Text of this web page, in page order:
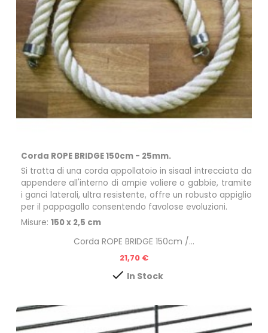
Corda ROPE BRIDGE 150cm - 25mm.
Si tratta di una corda appollatoio in sisaal intrecciata da
appendere all'interno di ampie voliere o gabbie, tramite
i ganci laterali, ultra resistente, offre un robusto appiglio
per il pappagallo consentendo favolose evoluzioni.
Misure: 150 x 2,5 cm
Corda ROPE BRIDGE 150cm /...
Prezzo
21,70 €
 In Stock